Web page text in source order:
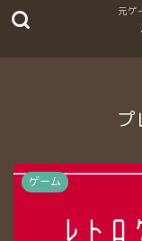
プ
ゲーム